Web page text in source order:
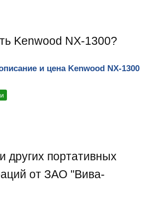
Kenwood NX-1300?
и цена Kenwood NX-1300
других портативных
от ЗАО "Вива-